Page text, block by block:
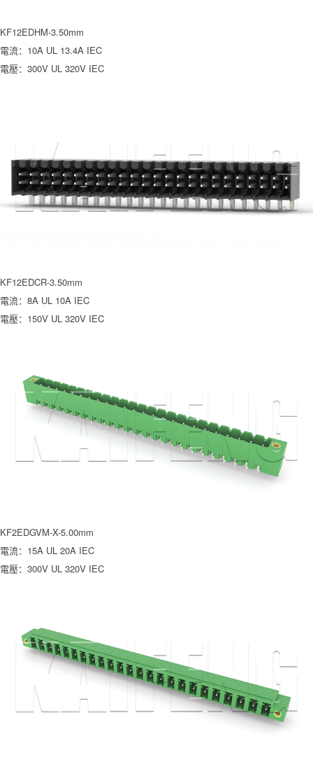
KF12EDHM-3.50mm
電流：10A UL 13.4A IEC
電壓：300V UL 320V IEC
KF12EDCR-3.50mm
電流：8A UL 10A IEC
電壓：150V UL 320V IEC
KF2EDGVM-X-5.00mm
電流：15A UL 20A IEC
電壓：300V UL 320V IEC